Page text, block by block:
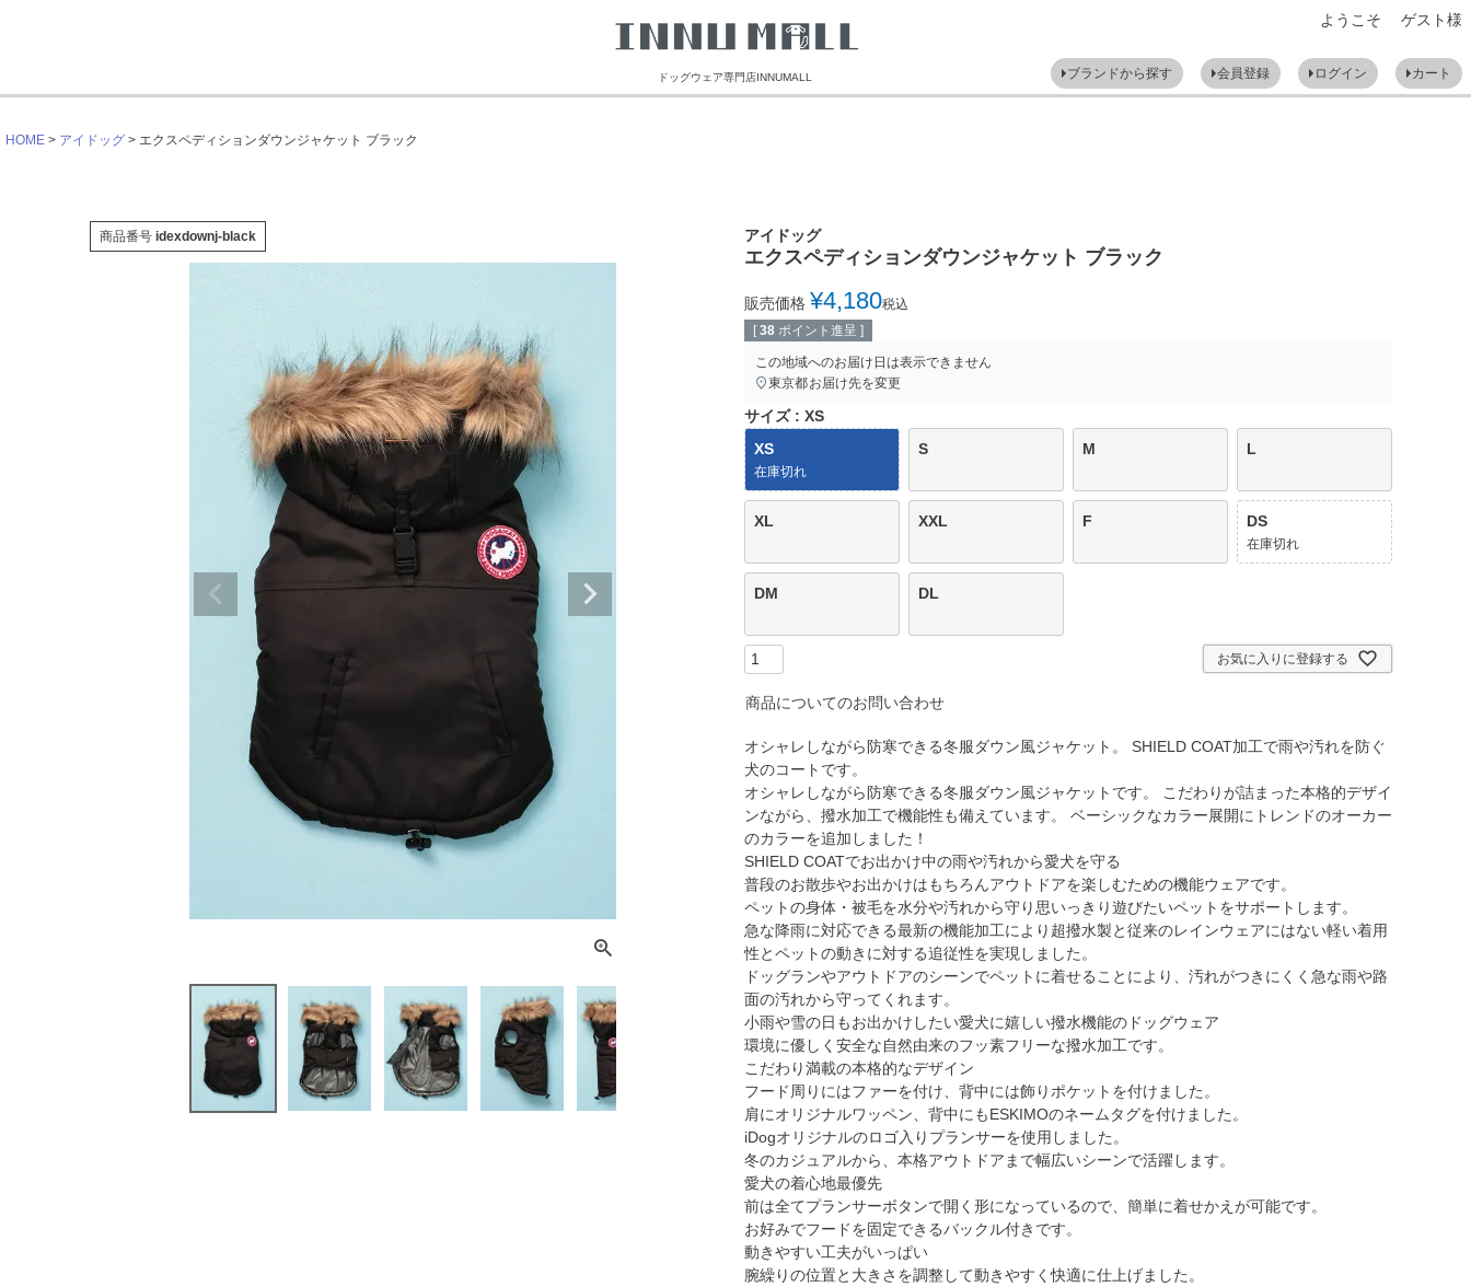
ようこそ ゲスト様
ドッグウェア専門店INNUMALL ブランドから探す 会員登録 ログイン カート
HOME アイドッグ エクスペディションダウンジャケット ブラック
商品番号 idexdownj-black アイドッグ
エクスペディションダウンジャケット ブラック
販売価格 ¥4,180税込
[ 38 ポイント進呈 ]
この地域へのお届け日は表示できません
東京都お届け先を変更
サイズ
XS
XS
在庫切れ
S M L
XL XXL F DS
在庫切れ
DM DL
お気に入りに登録する
商品についてのお問い合わせ
オシャレしながら防寒できる冬服ダウン風ジャケット。 SHIELD COAT加工で雨や汚れを防ぐ
犬のコートです。
オシャレしながら防寒できる冬服ダウン風ジャケットです。 こだわりが詰まった本格的デザイ
ンながら、撥水加工で機能性も備えています。 ベーシックなカラー展開にトレンドのオーカー
のカラーを追加しました！
SHIELD COATでお出かけ中の雨や汚れから愛犬を守る
普段のお散歩やお出かけはもちろんアウトドアを楽しむための機能ウェアです。
ペットの身体・被毛を水分や汚れから守り思いっきり遊びたいペットをサポートします。
急な降雨に対応できる最新の機能加工により超撥水製と従来のレインウェアにはない軽い着用
性とペットの動きに対する追従性を実現しました。
ドッグランやアウトドアのシーンでペットに着せることにより、汚れがつきにくく急な雨や路
面の汚れから守ってくれます。
小雨や雪の日もお出かけしたい愛犬に嬉しい撥水機能のドッグウェア
環境に優しく安全な自然由来のフッ素フリーな撥水加工です。
こだわり満載の本格的なデザイン
フード周りにはファーを付け、背中には飾りポケットを付けました。
肩にオリジナルワッペン、背中にもESKIMOのネームタグを付けました。
iDogオリジナルのロゴ入りプランサーを使用しました。
冬のカジュアルから、本格アウトドアまで幅広いシーンで活躍します。
愛犬の着心地最優先
前は全てプランサーボタンで開く形になっているので、簡単に着せかえが可能です。
お好みでフードを固定できるバックル付きです。
動きやすい工夫がいっぱい
腕繰りの位置と大きさを調整して動きやすく快適に仕上げました。